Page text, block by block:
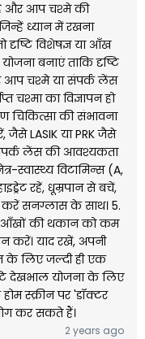
और आप चश्मे की
ध्यान में रखना
दृष्टि विशेषज्ञ या आँख
बनाएं ताकि दृष्टि
आप चश्मे या संपर्क लेंस
चश्मा का विज्ञापन हो
चिकित्सा की संभावना
LASIK या PRK जैसे
लेंस की आवश्यकता
स्वास्थ्य विटामिन्स (A,
रहें, धूम्रपान से बचें,
सनग्लास के साथ। 5.
आँखों की थकान को कम
याद रखें, अपनी
के लिए जल्दी ही एक
देखभाल योजना के लिए
स्क्रीन पर 'डॉक्टर
कर सकते हैं।
2 years ago